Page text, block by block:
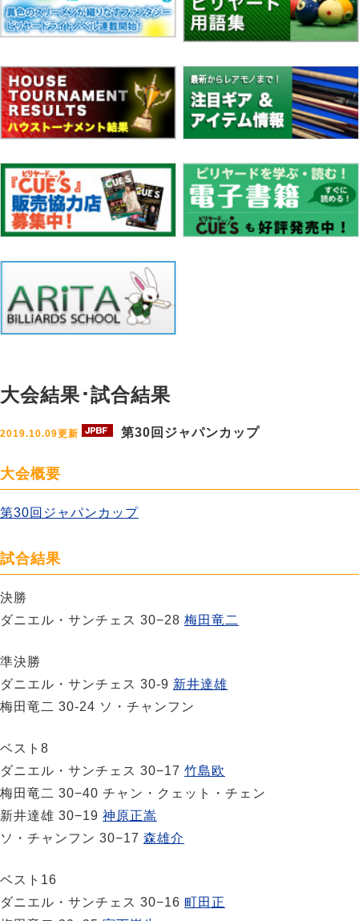
大会結果･試合結果
2019.10.09更新 第30回ジャパンカップ
大会概要
第30回ジャパンカップ
試合結果
決勝
ダニエル・サンチェス 30−28 梅田竜二
準決勝
ダニエル・サンチェス 30-9 新井達雄
梅田竜二 30-24 ソ・チャンフン
ベスト8
ダニエル・サンチェス 30−17 竹島欧
梅田竜二 30−40 チャン・クェット・チェン
新井達雄 30−19 神原正嵩
ソ・チャンフン 30−17 森雄介
ベスト16
ダニエル・サンチェス 30−16 町田正